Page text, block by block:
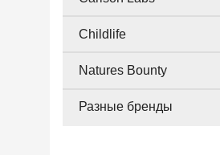
Childlife
Natures Bounty
Разные бренды